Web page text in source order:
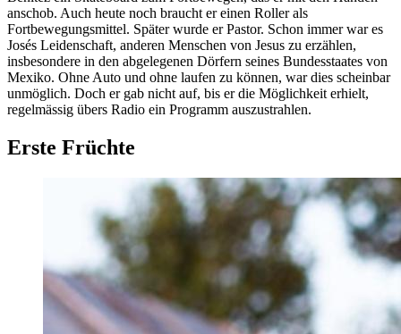
anschob. Auch heute noch braucht er einen Roller als
Fortbewegungsmittel. Später wurde er Pastor. Schon immer war es
Josés Leidenschaft, anderen Menschen von Jesus zu erzählen,
insbesondere in den abgelegenen Dörfern seines Bundesstaates von
Mexiko. Ohne Auto und ohne laufen zu können, war dies scheinbar
unmöglich. Doch er gab nicht auf, bis er die Möglichkeit erhielt,
regelmässig übers Radio ein Programm auszustrahlen.
Erste Früchte